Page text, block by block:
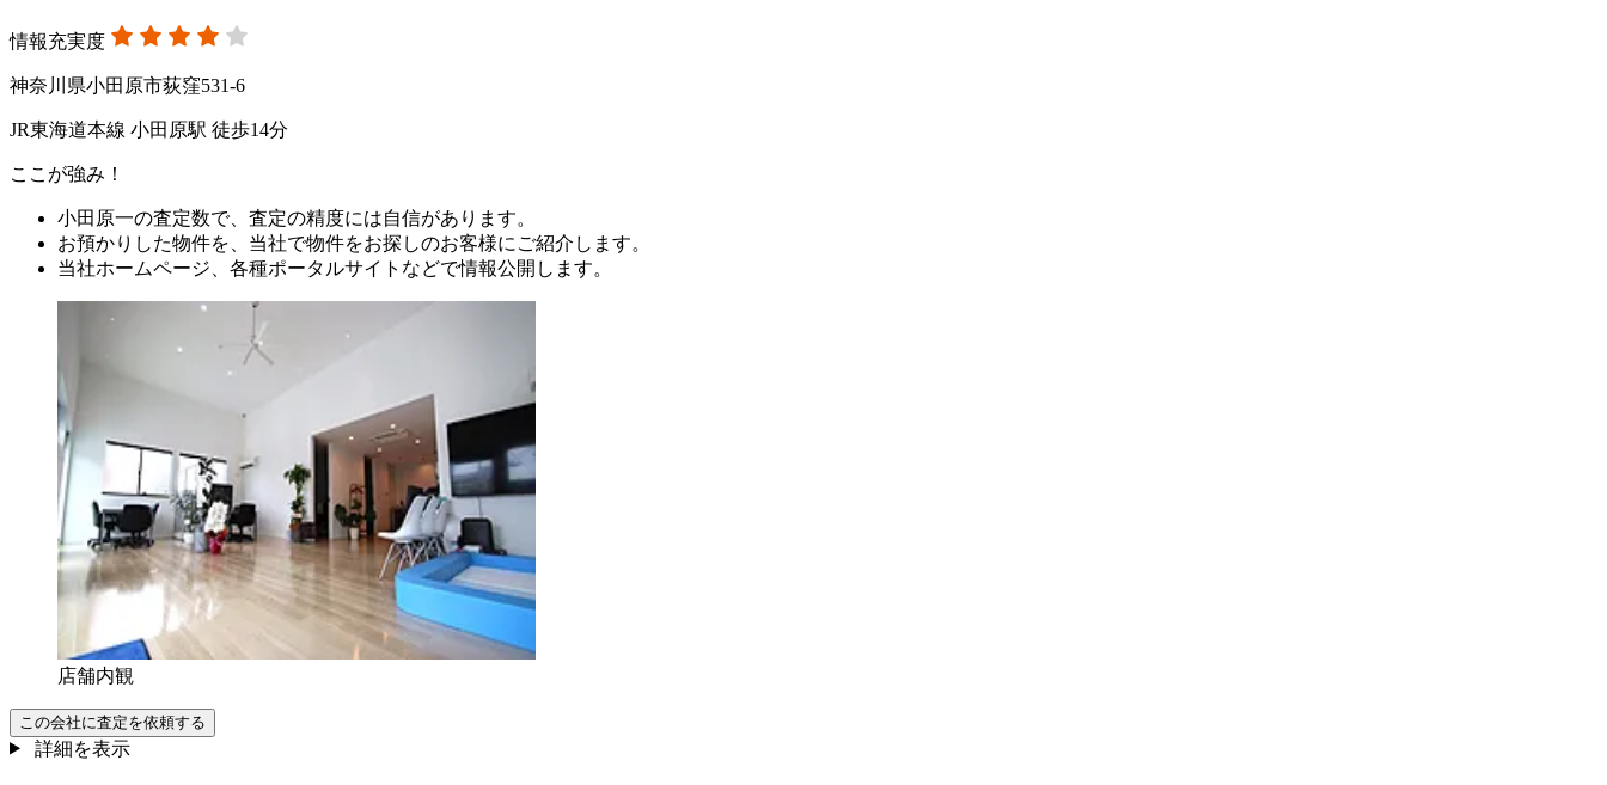
情報充実度
神奈川県小田原市荻窪531-6
JR東海道本線 小田原駅 徒歩14分
ここが強み！
小田原一の査定数で、査定の精度には自信があります。
お預かりした物件を、当社で物件をお探しのお客様にご紹介します。
当社ホームページ、各種ポータルサイトなどで情報公開します。
店舗内観
この会社に査定を依頼する
詳細を表示